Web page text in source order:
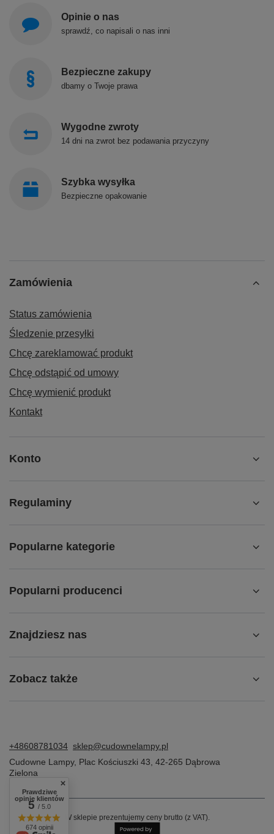
Opinie o nas
sprawdź, co napisali o nas inni
Bezpieczne zakupy
dbamy o Twoje prawa
Wygodne zwroty
14 dni na zwrot bez podawania przyczyny
Szybka wysyłka
Bezpieczne opakowanie
Zamówienia
Status zamówienia
Śledzenie przesyłki
Chcę zareklamować produkt
Chcę odstąpić od umowy
Chcę wymienić produkt
Kontakt
Konto
Regulaminy
Popularne kategorie
Popularni producenci
Znajdziesz nas
Zobacz także
+48608781034 sklep@cudownelampy.pl
Cudowne Lampy, Plac Kościuszki 43, 42-265 Dąbrowa
Zielona
W sklepie prezentujemy ceny brutto (z VAT).
Prawdziwe
opinie klientów
5/ 5.0
674 opinii